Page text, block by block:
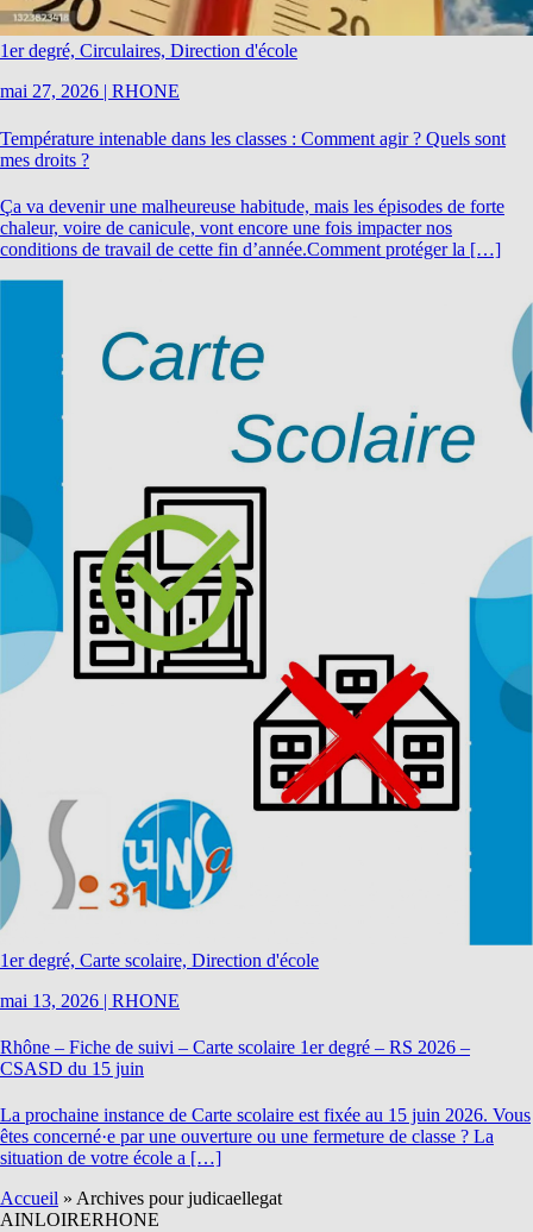
1er degré, Circulaires, Direction d'école
mai 27, 2026 | RHONE
Température intenable dans les classes : Comment agir ? Quels sont
mes droits ?
Ça va devenir une malheureuse habitude, mais les épisodes de forte
chaleur, voire de canicule, vont encore une fois impacter nos
conditions de travail de cette fin d’année.Comment protéger la […]
1er degré, Carte scolaire, Direction d'école
mai 13, 2026 | RHONE
Rhône – Fiche de suivi – Carte scolaire 1er degré – RS 2026 –
CSASD du 15 juin
La prochaine instance de Carte scolaire est fixée au 15 juin 2026. Vous
êtes concerné·e par une ouverture ou une fermeture de classe ? La
situation de votre école a […]
Accueil » Archives pour judicaellegat
AINLOIRERHONE